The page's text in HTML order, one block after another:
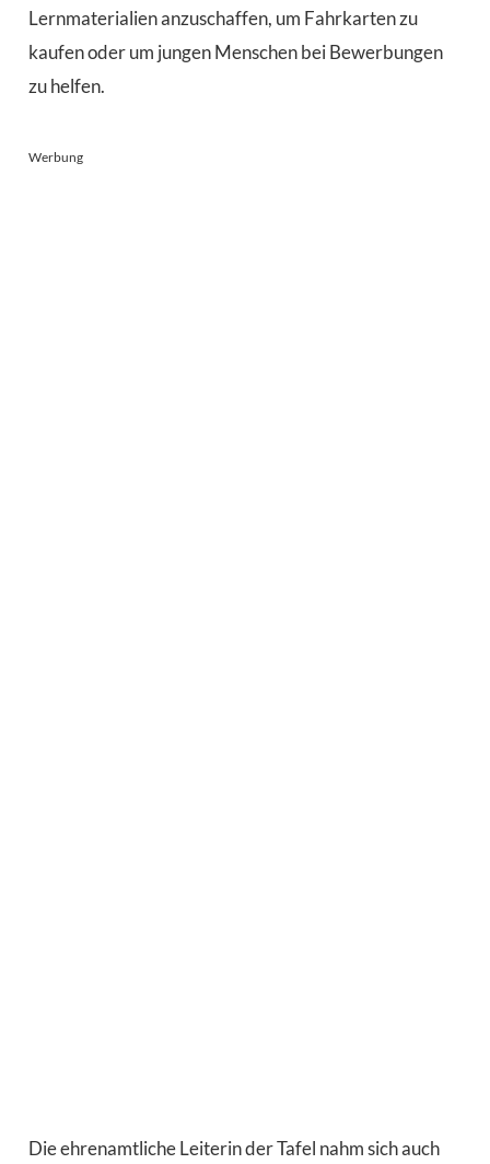
Lernmaterialien anzuschaffen, um Fahrkarten zu
kaufen oder um jungen Menschen bei Bewerbungen
zu helfen.
Werbung
Die ehrenamtliche Leiterin der Tafel nahm sich auch